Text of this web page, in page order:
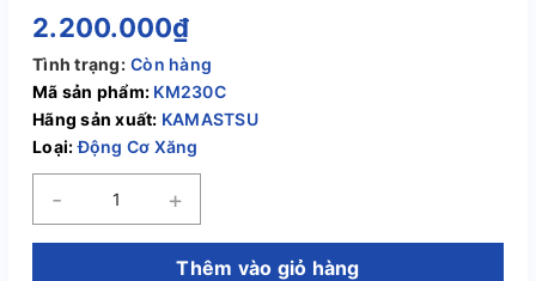
2.200.000₫
Tình trạng: Còn hàng
Mã sản phẩm: KM230C
Hãng sản xuất: KAMASTSU
Loại:Động Cơ Xăng
- +
Thêm vào giỏ hàng